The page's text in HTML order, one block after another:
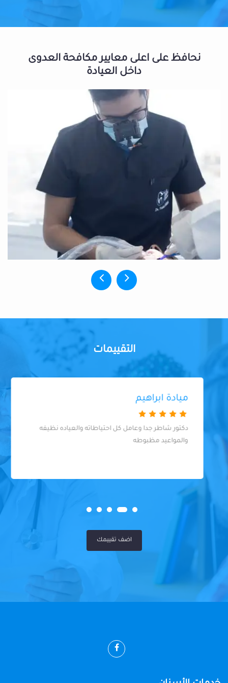
نحافظ على اعلى معايير مكافحة العدوى
داخل العيادة
التقييمات
ميادة ابراهيم
دكتور شاطر جدا وعامل كل احتياطاته والعياده نظيفه
والمواعيد مظبوطه
اضف تقييمك